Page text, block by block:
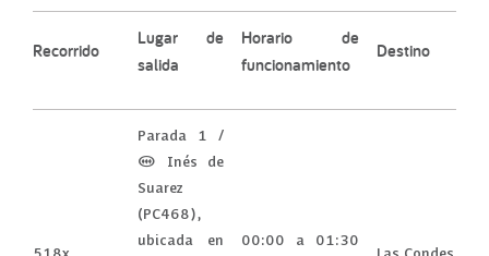
Recorrido
Lugar de
salida
Horario de
funcionamiento
Destino
Parada 1 /
(M) Inés de
Suarez
(PC468),
ubicada en
00:00 a 01:30